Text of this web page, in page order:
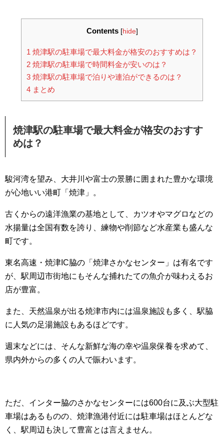
Contents [hide]
1 焼津駅の駐車場で最大料金が格安のおすすめは？
2 焼津駅の駐車場で時間料金が安いのは？
3 焼津駅の駐車場で泊りや連泊ができるのは？
4 まとめ
焼津駅の駐車場で最大料金が格安のおすす
めは？
駿河湾を望み、大井川や富士の景勝に囲まれた豊かな環境
が心地いい港町「焼津」。
古くからの遠洋漁業の基地として、カツオやマグロなどの
水揚量は全国有数を誇り、練物や削節など水産業も盛んな
町です。
東名高速・焼津IC脇の「焼津さかなセンター」は有名です
が、駅周辺市街地にもそんな捕れたての魚介が味わえるお
店が豊富。
また、天然温泉が出る焼津市内には温泉施設も多く、駅脇
に人気の足湯施設もあるほどです。
週末などには、そんな新鮮な海の幸や温泉保養を求めて、
県内外からの多くの人で賑わいます。
ただ、インター脇のさかなセンターには600台に及ぶ大型駐
車場はあるものの、焼津漁港付近には駐車場はほとんどな
く、駅周辺も決して豊富とは言えません。